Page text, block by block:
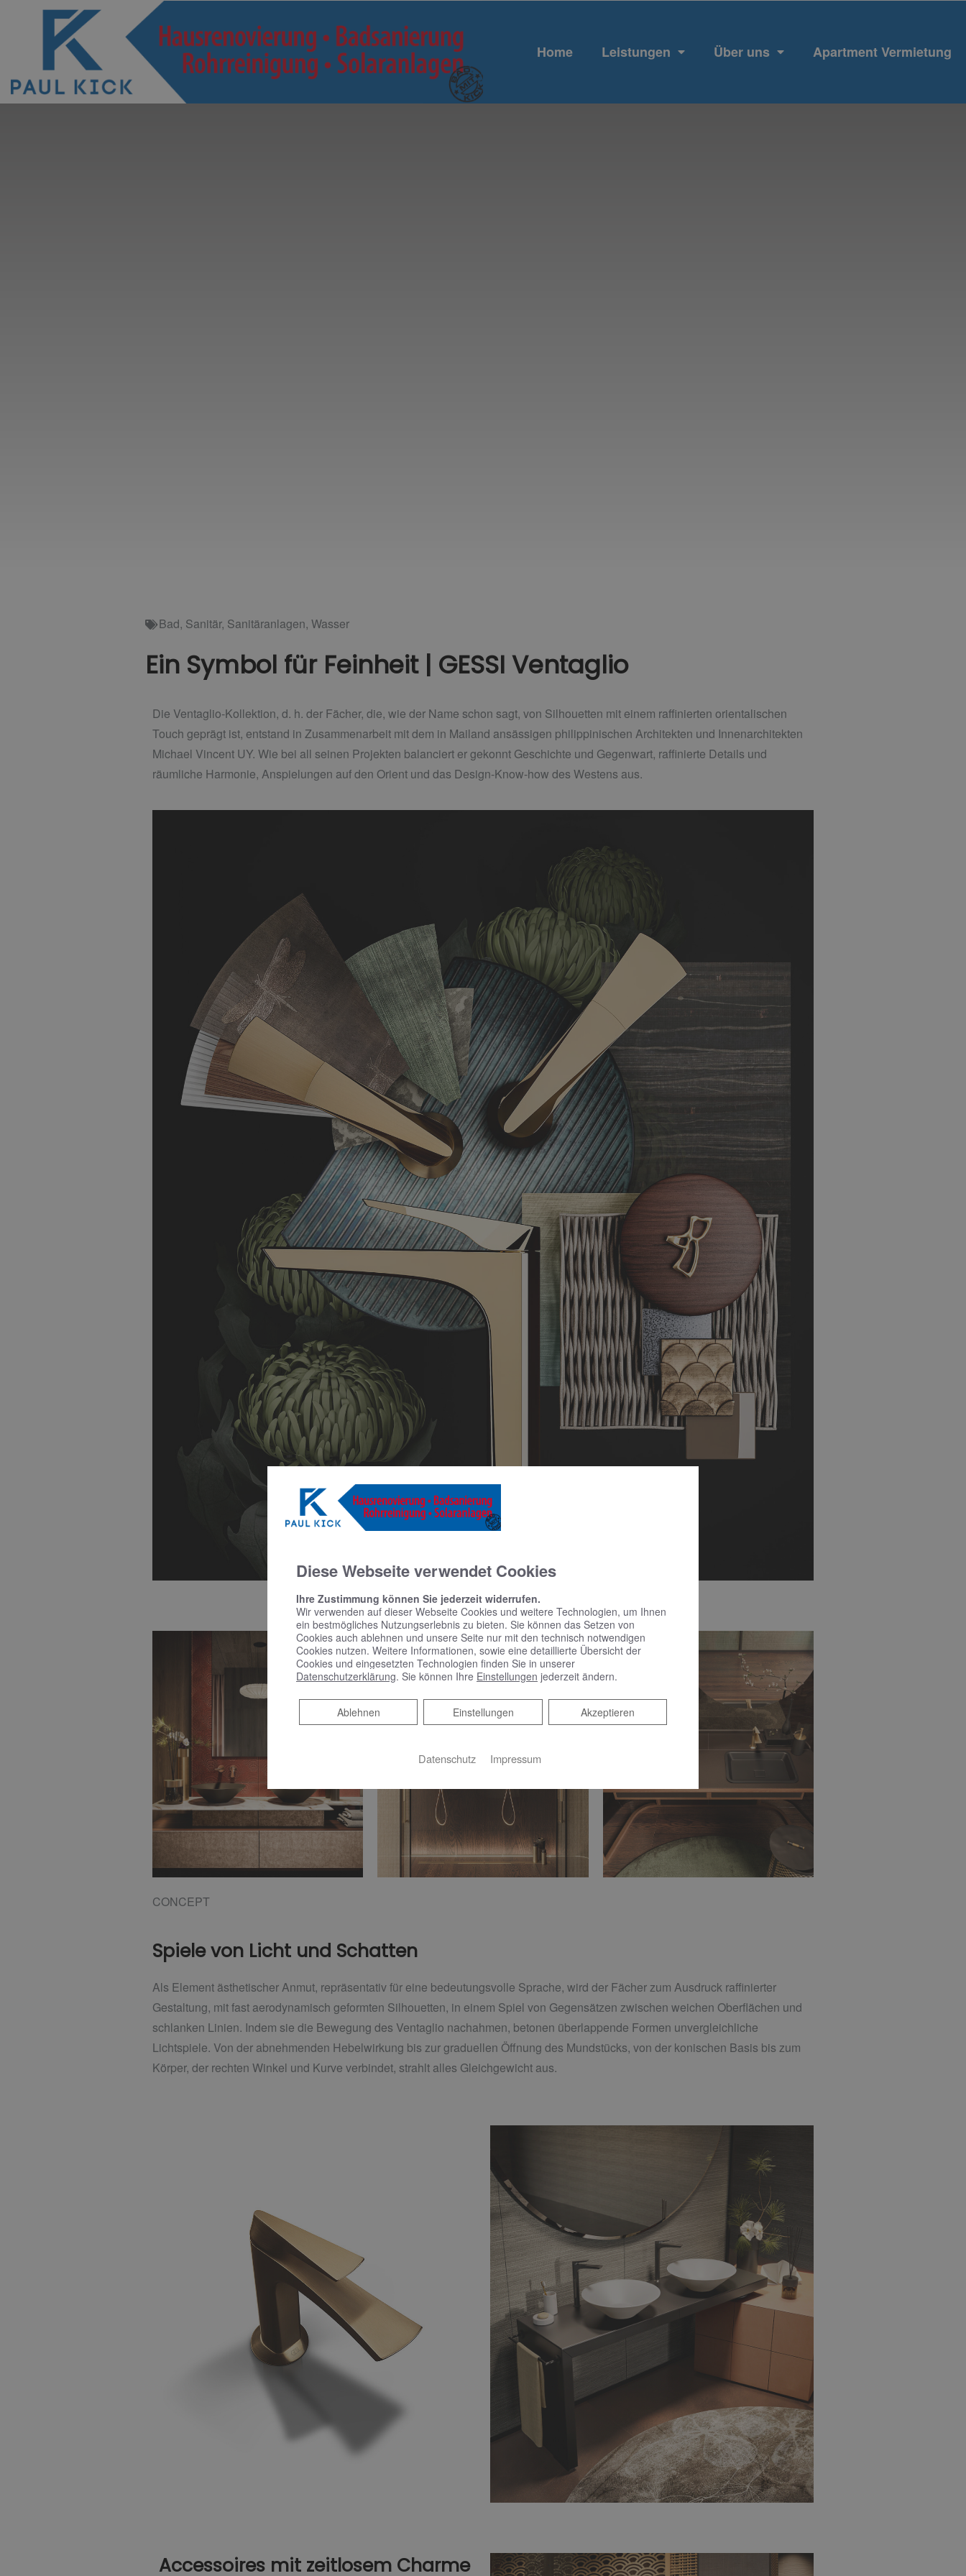
Home Leistungen Über uns Apartment Vermietung
Bad, Sanitär, Sanitäranlagen, Wasser
Ein Symbol für Feinheit | GESSI Ventaglio
Die Ventaglio-Kollektion, d. h. der Fächer, die, wie der Name schon sagt, von Silhouetten mit einem raffinierten orientalischen
Touch geprägt ist, entstand in Zusammenarbeit mit dem in Mailand ansässigen philippinischen Architekten und Innenarchitekten
Michael Vincent UY. Wie bei all seinen Projekten balanciert er gekonnt Geschichte und Gegenwart, raffinierte Details und
räumliche Harmonie, Anspielungen auf den Orient und das Design-Know-how des Westens aus.
CONCEPT
Spiele von Licht und Schatten
Als Element ästhetischer Anmut, repräsentativ für eine bedeutungsvolle Sprache, wird der Fächer zum Ausdruck raffinierter
Gestaltung, mit fast aerodynamisch geformten Silhouetten, in einem Spiel von Gegensätzen zwischen weichen Oberflächen und
schlanken Linien. Indem sie die Bewegung des Ventaglio nachahmen, betonen überlappende Formen unvergleichliche
Lichtspiele. Von der abnehmenden Hebelwirkung bis zur graduellen Öffnung des Mundstücks, von der konischen Basis bis zum
Körper, der rechten Winkel und Kurve verbindet, strahlt alles Gleichgewicht aus.
Accessoires mit zeitlosem Charme
Diese Webseite verwendet Cookies
Ihre Zustimmung können Sie jederzeit widerrufen.
Wir verwenden auf dieser Webseite Cookies und weitere Technologien, um Ihnen
ein bestmögliches Nutzungserlebnis zu bieten. Sie können das Setzen von
Cookies auch ablehnen und unsere Seite nur mit den technisch notwendigen
Cookies nutzen. Weitere Informationen, sowie eine detaillierte Übersicht der
Cookies und eingesetzten Technologien finden Sie in unserer
Datenschutzerklärung. Sie können Ihre Einstellungen jederzeit ändern.
Akzeptieren
Einstellungen
Ablehnen
Ablehnen
Datenschutz Impressum